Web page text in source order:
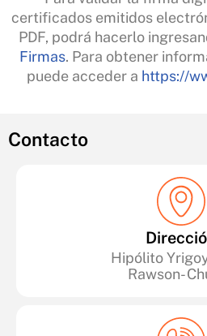
certificados emitidos
PDF, podrá hacerlo
Firmas. Para obtener
puede acceder a https://
Contacto
Hipólito
Rawson-